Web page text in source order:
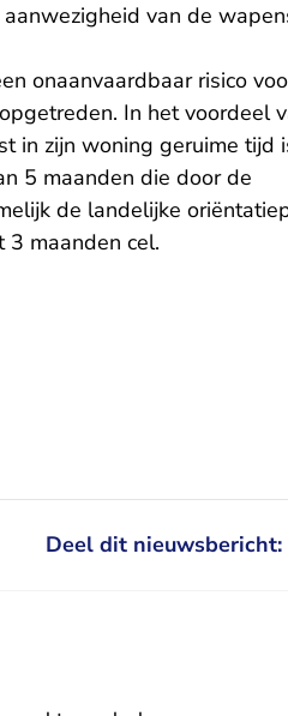
van de
onaanvaardbaar risico
In het voordeel
in zijn woning geruime tijd
5 maanden die door de
de landelijke
maanden cel.
Deel dit nieuwsbericht: